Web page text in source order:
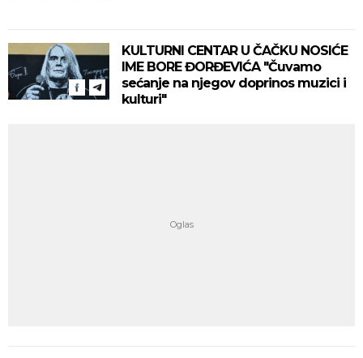
KULTURNI CENTAR U ČAČKU NOSIĆE
IME BORE ĐORĐEVIĆA "Čuvamo
sećanje na njegov doprinos muzici i
kulturi"